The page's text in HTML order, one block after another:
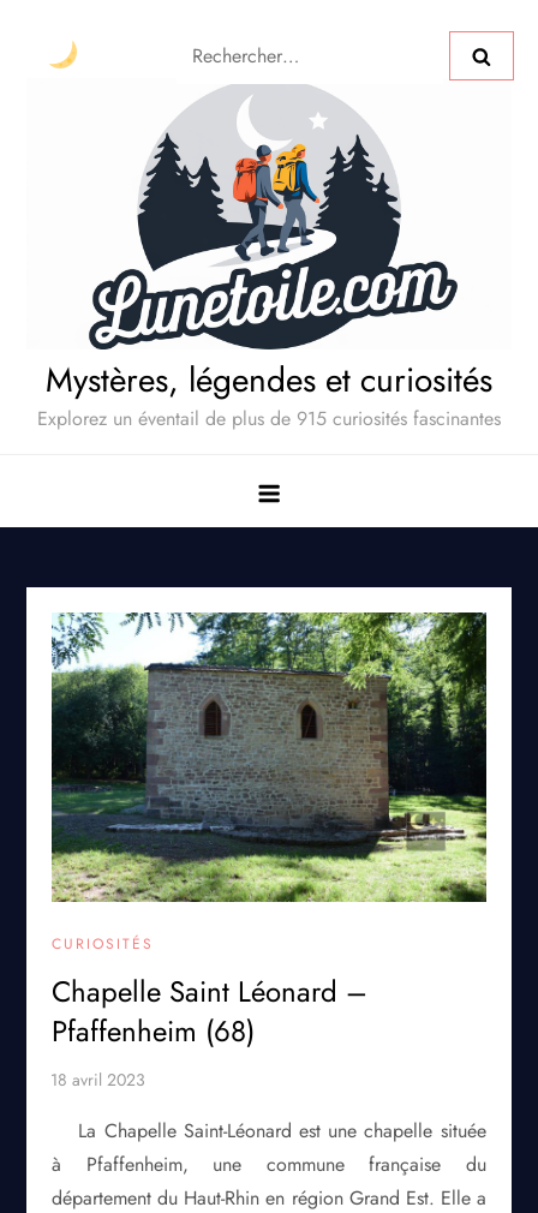
Mystères, légendes et curiosités
Explorez un éventail de plus de 915 curiosités fascinantes
CURIOSITÉS
Chapelle Saint Léonard –
Pfaffenheim (68)
La Chapelle Saint-Léonard est une chapelle située
à Pfaffenheim, une commune française du
département du Haut-Rhin en région Grand Est. Elle a